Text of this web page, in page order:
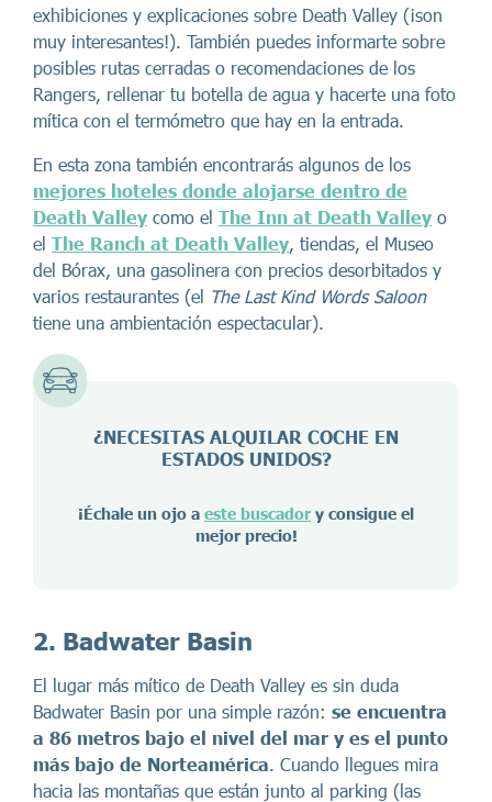
exhibiciones y explicaciones sobre Death Valley (¡son
muy interesantes!). También puedes informarte sobre
posibles rutas cerradas o recomendaciones de los
Rangers, rellenar tu botella de agua y hacerte una foto
mítica con el termómetro que hay en la entrada.
En esta zona también encontrarás algunos de los
mejores hoteles donde alojarse dentro de
Death Valley como el The Inn at Death Valley o
el The Ranch at Death Valley, tiendas, el Museo
del Bórax, una gasolinera con precios desorbitados y
varios restaurantes (el The Last Kind Words Saloon
tiene una ambientación espectacular).
¿NECESITAS ALQUILAR COCHE EN
ESTADOS UNIDOS?
¡Échale un ojo a este buscador y consigue el
mejor precio!
2. Badwater Basin
El lugar más mítico de Death Valley es sin duda
Badwater Basin por una simple razón: se encuentra
a 86 metros bajo el nivel del mar y es el punto
más bajo de Norteamérica. Cuando llegues mira
hacia las montañas que están junto al parking (las